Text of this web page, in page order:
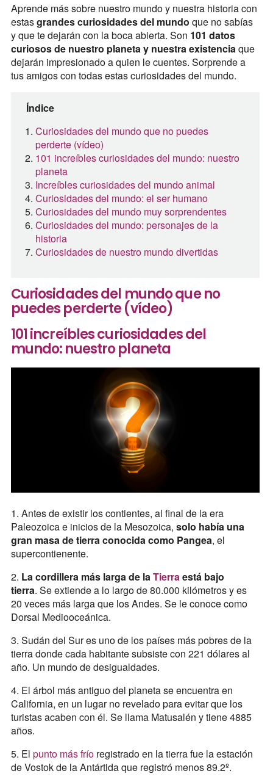
Aprende más sobre nuestro mundo y nuestra historia con
estasgrandes curiosidades del mundo que no sabías
y que te dejarán con la boca abierta. Son 101 datos
curiosos de nuestro planeta y nuestra existenciaque
dejarán impresionado a quien le cuentes. Sorprende a
tus amigos con todas estas curiosidades del mundo.
Índice
Curiosidades del mundo que no puedes
perderte (vídeo)
101 increíbles curiosidades del mundo: nuestro
planeta
Increíbles curiosidades del mundo animal
Curiosidades del mundo: el ser humano
Curiosidades del mundo muy sorprendentes
Curiosidades del mundo: personajes de la
historia
Curiosidades de nuestro mundo divertidas
Curiosidades del mundo que no
puedes perderte (vídeo)
101 increíbles curiosidades del
mundo: nuestro planeta
1. Antes de existir los contientes, al final de la era
Paleozoica e inicios de la Mesozoica, solo había una
gran masa de tierra conocida como Pangea, el
supercontienente.
2. La cordillera más larga de laTierraestá bajo
tierra. Se extiende a lo largo de 80.000 kilómetros y es
20 veces más larga que los Andes. Se le conoce como
Dorsal Mediooceánica.
3. Sudán del Sur es uno de los países más pobres de la
tierra donde cada habitante subsiste con 221 dólares al
año. Un mundo de desigualdades.
4. El árbol más antiguo del planeta se encuentra en
California, en un lugar no revelado para evitar que los
turistas acaben con él. Se llama Matusalén y tiene 4885
años.
5. El punto más fríoregistrado en la tierra fue la estación
de Vostok de la Antártida que registró menos 89.2º.